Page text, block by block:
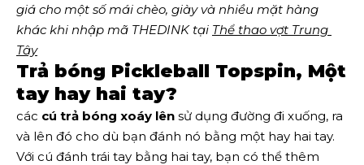
giá cho một số mái chèo, giày và nhiều mặt hàng
khác khi nhập mã THEDINK tại Thể thao vợt Trung
Tây
Trả bóng Pickleball Topspin, Một
tay hay hai tay?
các cú trả bóng xoáy lên sử dụng đường đi xuống, ra
và lên đó cho dù bạn đánh nó bằng một hay hai tay.
Với cú đánh trái tay bằng hai tay, bạn có thể thêm